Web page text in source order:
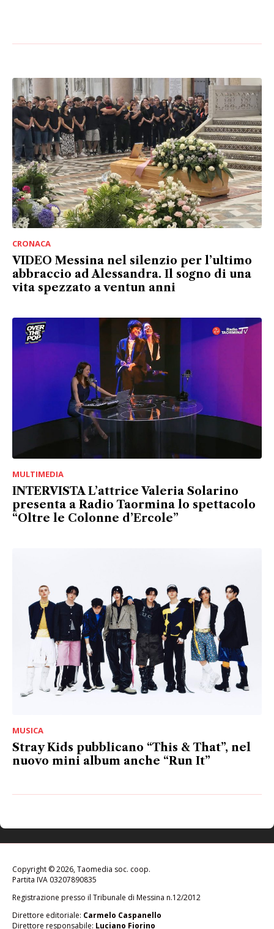
CRONACA
VIDEO Messina nel silenzio per l’ultimo
abbraccio ad Alessandra. Il sogno di una
vita spezzato a ventun anni
MULTIMEDIA
INTERVISTA L’attrice Valeria Solarino
presenta a Radio Taormina lo spettacolo
“Oltre le Colonne d’Ercole”
MUSICA
Stray Kids pubblicano “This & That”, nel
nuovo mini album anche “Run It”
Copyright © 2026, Taomedia soc. coop.
Partita IVA 03207890835
Registrazione presso il Tribunale di Messina n.12/2012
Direttore editoriale: Carmelo Caspanello
Direttore responsabile: Luciano Fiorino